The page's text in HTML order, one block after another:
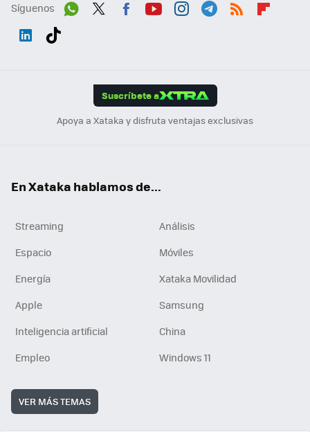
Síguenos
Suscríbete a
Apoya a Xataka y disfruta ventajas exclusivas
En Xataka hablamos de...
Streaming
Análisis
Espacio
Móviles
Energía
Xataka Movilidad
Apple
Samsung
Inteligencia artificial
China
Empleo
Windows 11
VER MÁS TEMAS